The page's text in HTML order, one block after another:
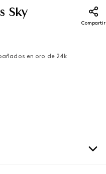
Sky
Compartir
en oro de 24k